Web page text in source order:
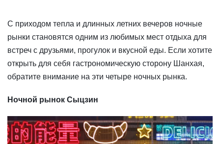
С приходом тепла и длинных летних вечеров ночные
рынки становятся одним из любимых мест отдыха для
встреч с друзьями, прогулок и вкусной еды. Если хотите
открыть для себя гастрономическую сторону Шанхая,
обратите внимание на эти четыре ночных рынка.
Ночной рынок Сыцзин